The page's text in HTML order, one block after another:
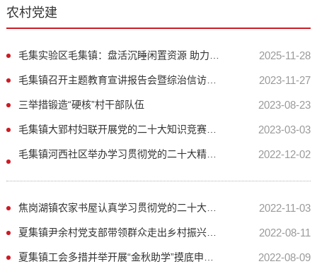
农村党建
2025-11-28
毛集镇召开主题教育宣讲报告会暨综治信访、平安建设工作会议 2023-11-27
三举措锻造“硬核”村干部队伍 2023-08-23
毛集镇大郢村妇联开展党的二十大知识竞赛活动 2023-03-03
毛集镇河西社区举办学习贯彻党的二十大精神宣讲报告会 2022-12-02
焦岗湖镇农家书屋认真学习贯彻党的二十大精神 2022-11-03
夏集镇尹余村党支部带领群众走出乡村振兴群众致富新路子 2022-08-11
2022-08-09